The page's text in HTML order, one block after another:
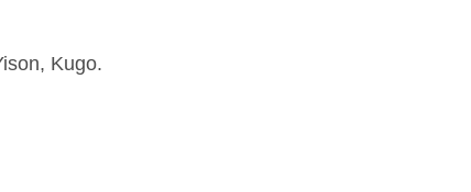
Kugo.